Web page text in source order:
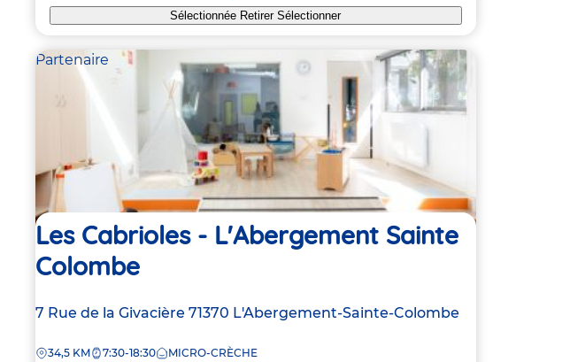
Sélectionnée RetirerSélectionner
Partenaire
Les Cabrioles - L'Abergement Sainte
Colombe
Adresse
la
7 Rue de la Givacière 71370 L'Abergement-Sainte-Colombe
DISTANCE
34,5 KM 7:30-18:30 MICRO-CRÈCHE